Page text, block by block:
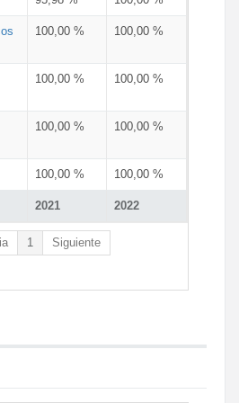
2021 2022
100,00 % 100,00 %
100,00 % 100,00 %
100,00 % 100,00 %
100,00 % 100,00 %
1 Siguiente